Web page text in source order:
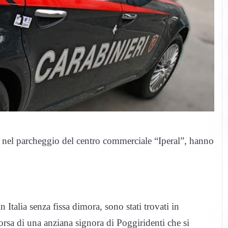
parcheggio del centro commerciale “Iperal”, hanno
senza fissa dimora, sono stati trovati in
di una anziana signora di Poggiridenti che si